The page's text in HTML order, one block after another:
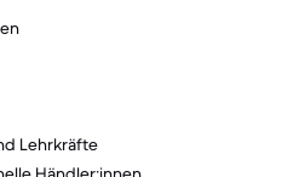
Lehrkräfte